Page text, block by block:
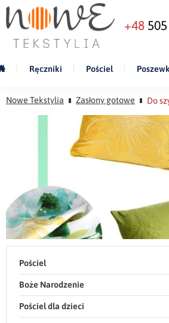
+48
Ręczniki Pościel
Nowe Tekstylia Zasłony gotowe Do
Pościel
Boże Narodzenie
Pościel dla dzieci